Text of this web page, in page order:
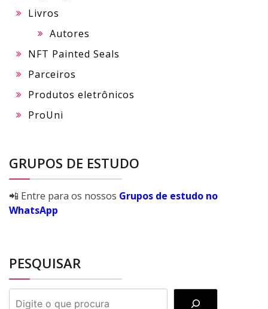
Livros
Autores
NFT Painted Seals
Parceiros
Produtos eletrônicos
ProUni
GRUPOS DE ESTUDO
📲 Entre para os nossos Grupos de estudo no
WhatsApp
PESQUISAR
PESQUISAR